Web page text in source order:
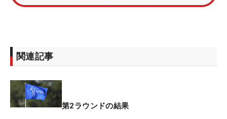
た。4バーディ・2ボギーの「69」で回り、トータル
ず。米3年目シーズンの初戦は予選落ちに終わっ
た。
初日は「自信がゼロ」の状態でショットが左右に散
り、「74」と出遅れた。2日目は11番でバーディを
関連記事
第2ラウンドの結果